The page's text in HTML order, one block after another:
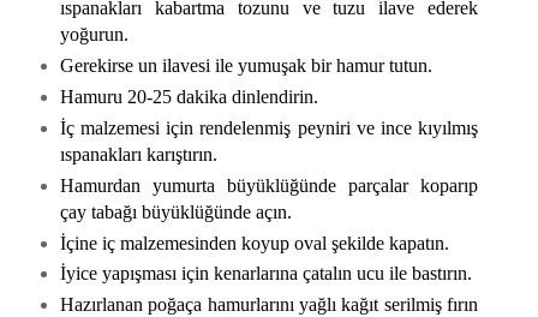
ıspanakları kabartma tozunu ve tuzu ilave ederek
yoğurun.
Gerekirse un ilavesi ile yumuşak bir hamur tutun.
Hamuru 20-25 dakika dinlendirin.
İç malzemesi için rendelenmiş peyniri ve ince kıyılmış
ıspanakları karıştırın.
Hamurdan yumurta büyüklüğünde parçalar koparıp
çay tabağı büyüklüğünde açın.
İçine iç malzemesinden koyup oval şekilde kapatın.
İyice yapışması için kenarlarına çatalın ucu ile bastırın.
Hazırlanan poğaça hamurlarını yağlı kağıt serilmiş fırın